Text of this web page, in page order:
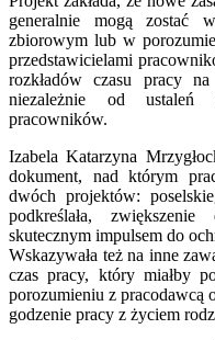
generalnie mogą zostać
zbiorowym lub w
przedstawicielami
rozkładów czasu pracy
niezależnie od ustaleń
pracowników.
Izabela Katarzyna
dokument, nad którym
dwóch projektów:
podkreślała,
skutecznym impulsem do
Wskazywała też na inne
czas pracy, który miałby
porozumieniu z pracodawcą
godzenie pracy z życiem